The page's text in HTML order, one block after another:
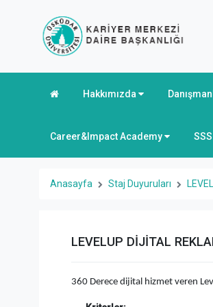
Hakkımızda
Career&Impact Academy SSS
Anasayfa Staj Duyuruları
LEVELUP DİJİTAL
360 Derece dijital hizmet veren